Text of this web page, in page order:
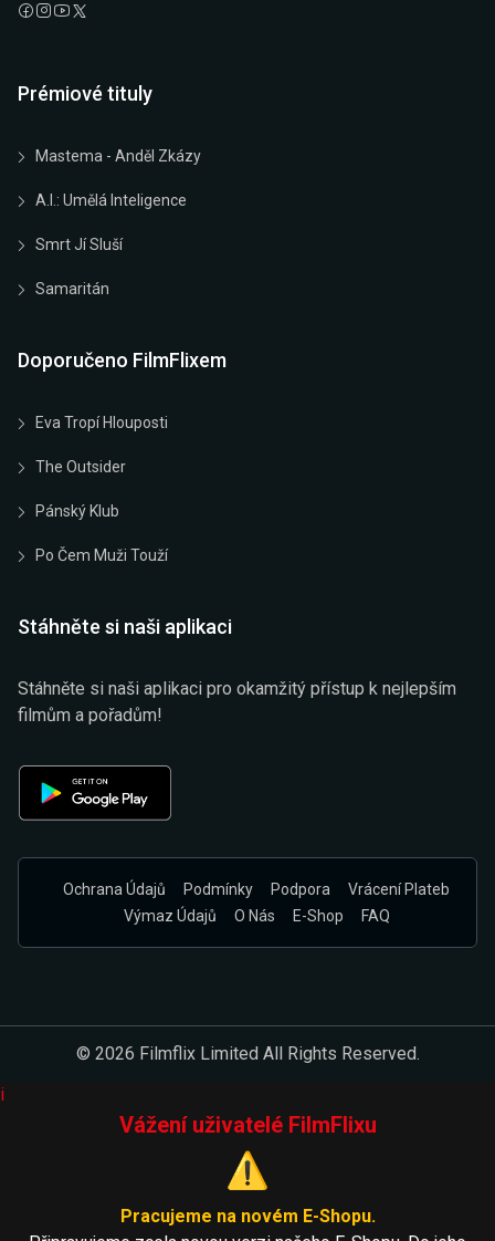
Prémiové tituly
Mastema - Anděl Zkázy
A.I.: Umělá Inteligence
Smrt Jí Sluší
Samaritán
Doporučeno FilmFlixem
Eva Tropí Hlouposti
The Outsider
Pánský Klub
Po Čem Muži Touží
Stáhněte si naši aplikaci
Stáhněte si naši aplikaci pro okamžitý přístup k nejlepším
filmům a pořadům!
Ochrana Údajů Podmínky Podpora
Vrácení Plateb
Výmaz Údajů
O Nás E-Shop FAQ
© 2026 Filmflix Limited All Rights Reserved.
i
Vážení uživatelé FilmFlixu
⚠️
Pracujeme na novém E-Shopu.